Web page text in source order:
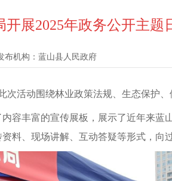
开展2025年政务公开主题
布机构： 蓝山县人民政府
活动围绕林业政策法规、生态保护
容丰富的宣传展板，展示了近年来
料、现场讲解、互动答疑等形式，向